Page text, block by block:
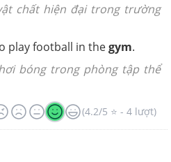
chất hiện đại trong trường
play football in thegym.
bóng trong phòng tập thể
(4.2/5 ⭐ - 4 lượt)